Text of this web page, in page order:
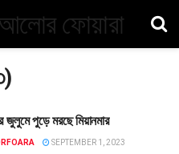
জুলুমে পুড়ে মরছে মিয়ানমার
SEPTEMBER 1, 2023